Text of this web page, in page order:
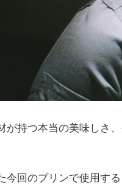
が持つ本当の美味しさ
今回のプリンで使用する